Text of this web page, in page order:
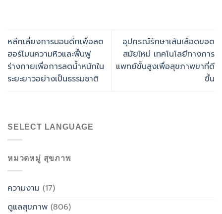
หลีกเลี่ยงการนอนดึกเพื่อลด
ฮอร์โมนความหิวและฟื้นฟู
ร่างกายเพื่อการลดน้ำหนักใน
ระยะยาวอย่างเป็นธรรมชาติ
อุปกรณ์รักษาเส้นเลือดขอด
สมัยใหม่ เทคโนโลยีทางการ
แพทย์ขั้นสูงเพื่อสุขภาพขาที่ดี
ขึ้น
SELECT LANGUAGE
หมวดหมู่ สุขภาพ
ความงาม (17)
ดูแลสุขภาพ (806)